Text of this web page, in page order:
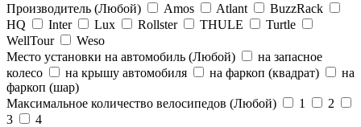
Производитель (Любой) Amos Atlant
BuzzRack
HQ
Inter Lux Rollster THULE
Turtle
WellTour
Weso
Место установки на автомобиль (Любой)
на запасное
колесо
на крышу автомобиля на фаркоп (квадрат)
на
фаркоп (шар)
Максимальное количество велосипедов (Любой) 1
2
3
4